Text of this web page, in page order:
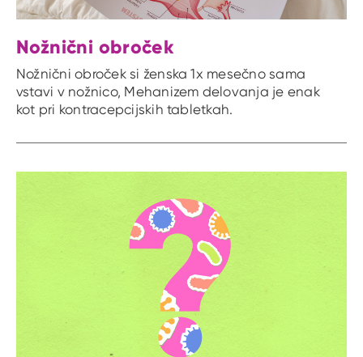
Nožnični obroček
Nožnični obroček si ženska 1x mesečno sama
vstavi v nožnico, Mehanizem delovanja je enak
kot pri kontracepcijskih tabletkah.